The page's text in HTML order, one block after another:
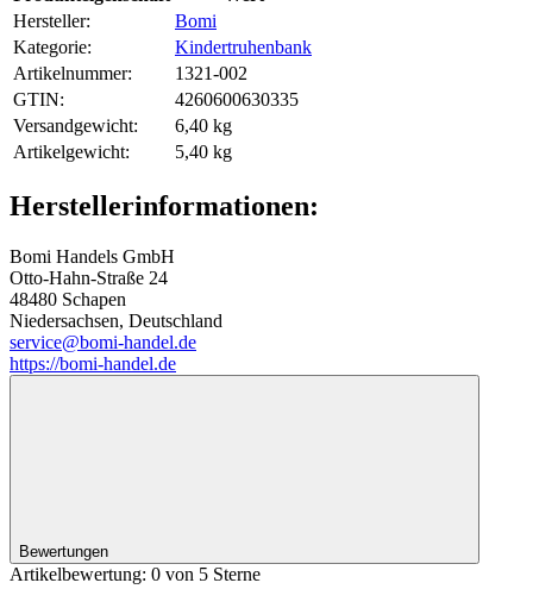
Hersteller:
Bomi
Kategorie:
Kindertruhenbank
Artikelnummer:
1321-002
GTIN:
4260600630335
Versandgewicht‍:
6,40 kg
Artikelgewicht‍:
5,40 kg
Herstellerinformationen:
Bomi Handels GmbH
Otto-Hahn-Straße 24
48480 Schapen
Niedersachsen, Deutschland
service@bomi-handel.de
https://bomi-handel.de
Bewertungen
Artikelbewertung: 0 von 5 Sterne